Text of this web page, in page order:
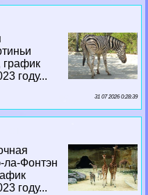
году...
31 07 2026 0:28:39
ла-Фонтэн
году...